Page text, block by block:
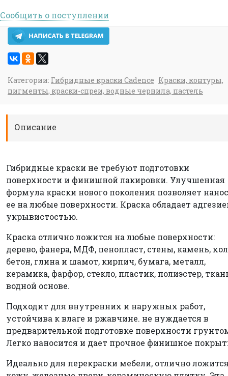
Сообщить о поступлении
Категории: Гибридные краски Cadence Краски, контуры,
пигменты, краски-спреи, водные чернила, пастель
Описание
Гибридные краски не требуют подготовки
поверхности и финишной лакировки. Улучшенная
формула краски нового поколения позволяет
ее на любые поверхности. Краска обладает
укрывистостью.
Краска отлично ложится на любые поверхности:
дерево, фанера, МДФ, пенопласт, стены, камень,
бетон, глина и шамот, кирпич, бумага, металл,
керамика, фарфор, стекло, пластик, полиэстер,
водной основе.
Подходит для внутренних и наружных работ,
устойчива к влаге и ржавчине. не нуждается в
предварительной подготовке поверхности
Легко наносится и дает прочное финишное
Идеально для перекраски мебели, отлично